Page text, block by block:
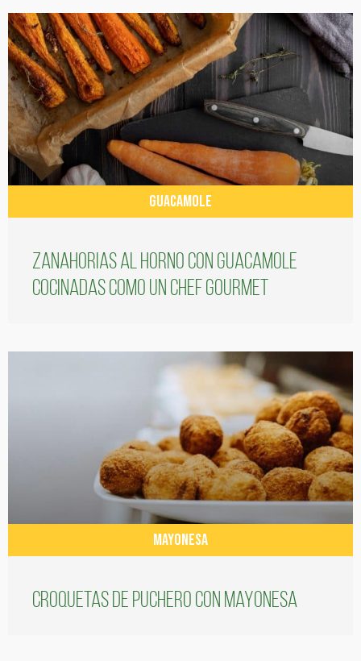
GUACAMOLE
Zanahorias al horno con guacamole
cocinadas como un chef gourmet
MAYONESA
Croquetas de puchero con Mayonesa